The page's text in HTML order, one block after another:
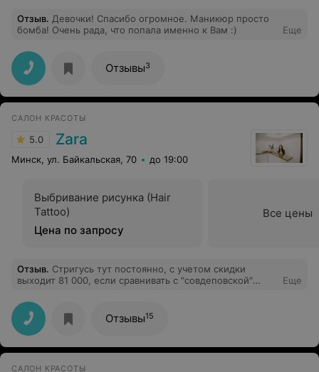
Отзыв. Девочки! Спасибо огромное. Маникюр просто
бомба! Очень рада, что попала именно к Вам :)
Еще
Отзывы3
САЛОН КРАСОТЫ
5.0 Zara
Минск, ул. Байкальская, 70 до 19:00
Выбривание рисунка (Hair
Tattoo)
Цена по запросу
Все цены
Отзыв. Стригусь тут постоянно, с учетом скидки
выходит 81 000, если сравнивать с "совдеповской"
стригся, небо и земля. Персонал очень приветлив, +
учитывают все пожелания, а не стригут как хотят. Всем
рекомендую!
Еще
Отзывы15
САЛОН КРАСОТЫ